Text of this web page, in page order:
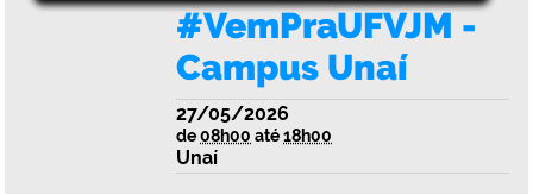
#VemPraUFVJM -
Campus Unaí
27/05/2026
de08h00 até18h00
Unaí